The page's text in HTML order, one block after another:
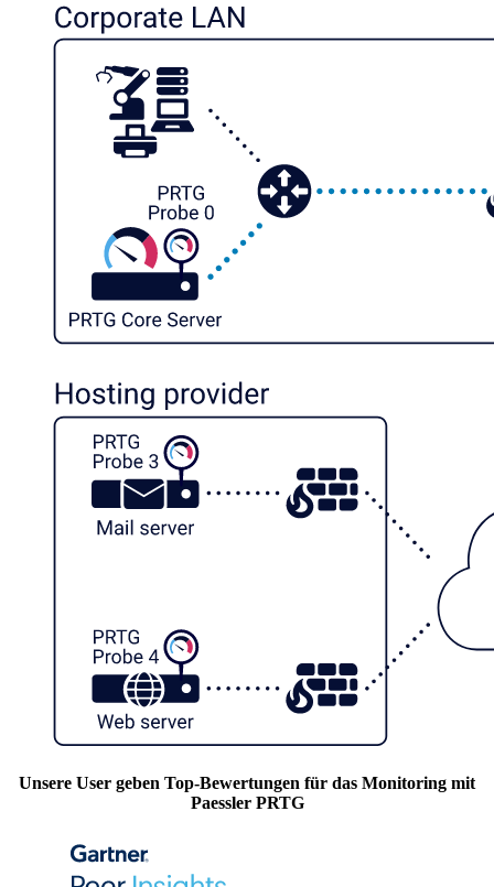
Unsere User geben Top-Bewertungen für das Monitoring mit
Paessler PRTG